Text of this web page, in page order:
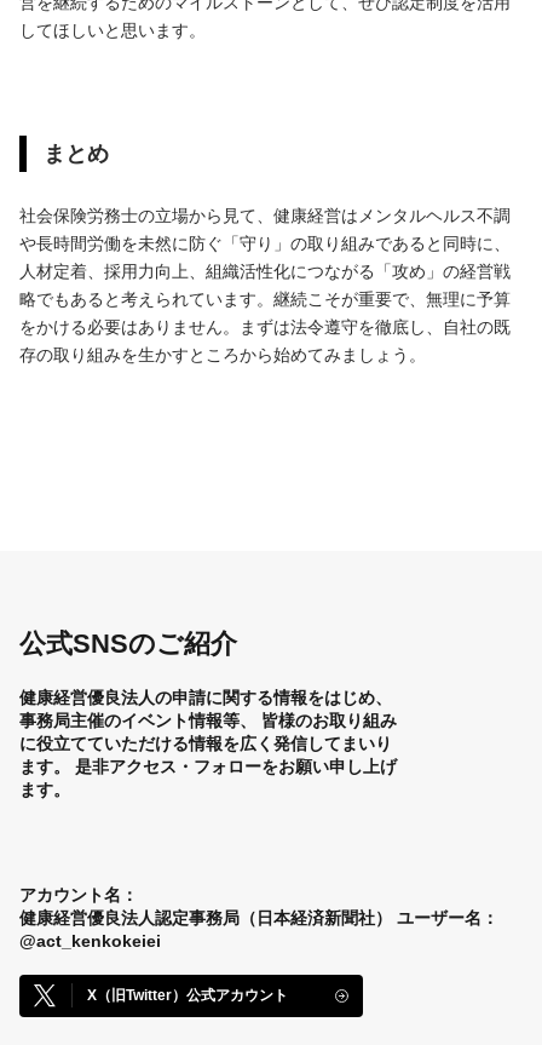
してほしいと思います。
まとめ
社会保険労務士の立場から見て、健康経営はメンタルヘルス不調
や長時間労働を未然に防ぐ「守り」の取り組みであると同時に、
人材定着、採用力向上、組織活性化につながる「攻め」の経営戦
略でもあると考えられています。継続こそが重要で、無理に予算
をかける必要はありません。まずは法令遵守を徹底し、自社の既
存の取り組みを生かすところから始めてみましょう。
公式SNSのご紹介
健康経営優良法人の申請に関する情報をはじめ、
事務局主催のイベント情報等、
皆様のお取り組み
に役立てていただける情報を広く発信してまいり
ます。
是非アクセス・フォローをお願い申し上げ
ます。
アカウント名：
健康経営優良法人認定事務局（日本経済新聞社）
ユーザー名：
@act_kenkokeiei
X（旧Twitter）公式アカウント